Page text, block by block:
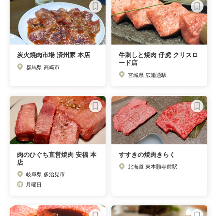
炭火焼肉市場 済州家 本店
群馬県 高崎市
牛刺しと焼肉 仔虎 クリスロ
ード店
宮城県 広瀬通駅
肉のひぐち直営焼肉 安福 本
店
岐阜県 多治見市
月曜日
すすきの焼肉きらく
北海道 東本願寺前駅